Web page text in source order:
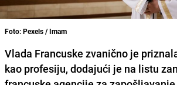
Foto: Pexels / Imam
Vlada Francuske zvanično je
kao profesiju, dodajući je na listu